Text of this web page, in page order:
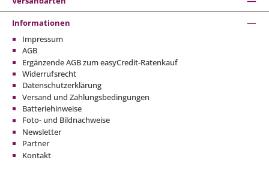
Informationen
Impressum
AGB
Ergänzende AGB zum easyCredit-Ratenkauf
Widerrufsrecht
Datenschutzerklärung
Versand und Zahlungsbedingungen
Batteriehinweise
Foto- und Bildnachweise
Newsletter
Partner
Kontakt